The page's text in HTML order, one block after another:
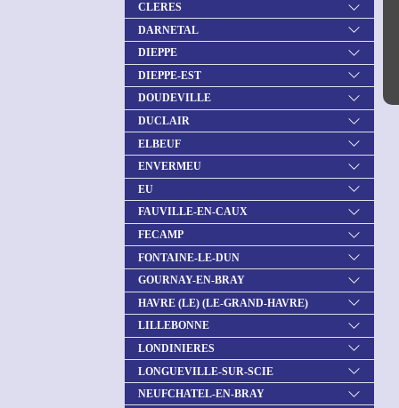
CLERES
DARNETAL
DIEPPE
DIEPPE-EST
DOUDEVILLE
DUCLAIR
ELBEUF
ENVERMEU
EU
FAUVILLE-EN-CAUX
FECAMP
FONTAINE-LE-DUN
GOURNAY-EN-BRAY
HAVRE (LE) (LE-GRAND-HAVRE)
LILLEBONNE
LONDINIERES
LONGUEVILLE-SUR-SCIE
NEUFCHATEL-EN-BRAY